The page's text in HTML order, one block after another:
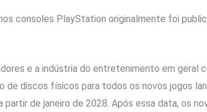
consoles PlayStation originalmente foi
e a indústria do entretenimento em geral
de discos físicos para todos os novos jogos
de janeiro de 2028. Após essa data, os